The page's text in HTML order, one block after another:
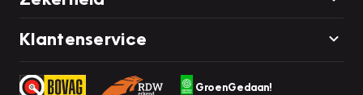
Klantenservice
GroenGedaan!